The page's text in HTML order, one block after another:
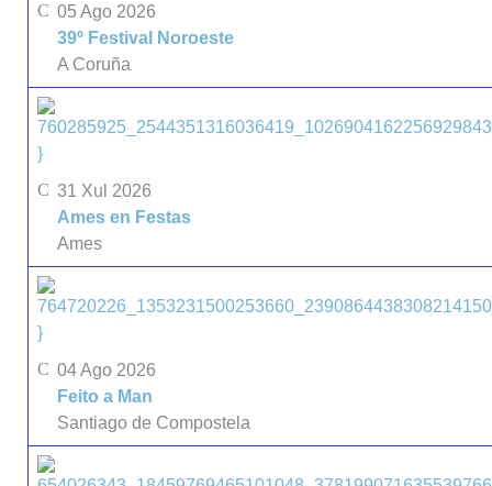
05 Ago 2026
39º Festival Noroeste
A Coruña
}
31 Xul 2026
Ames en Festas
Ames
}
04 Ago 2026
Feito a Man
Santiago de Compostela